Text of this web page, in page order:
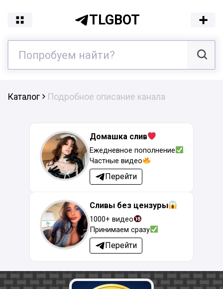
TLGBOT
Каталог Подробное описание канала
Домашка слив
Ежедневное пополнение
Частные видео
Перейти
Сливы без цензуры
1000+ видео
Принимаем сразу
Перейти